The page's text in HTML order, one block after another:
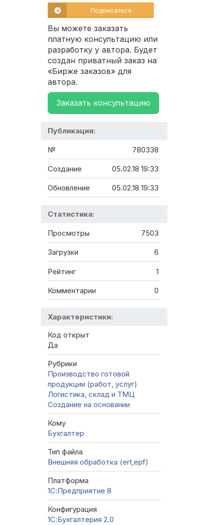
Подписаться
Вы можете заказать
платную консультацию или
разработку у автора. Будет
создан приватный заказ на
«Бирже заказов» для
автора.
Заказать консультацию
Публикация:
№ 780338
Создание 05.02.18 19:33
Обновление 05.02.18 19:33
Статистика:
Просмотры 7503
Загрузки 6
Рейтинг 1
Комментарии 0
Характеристики:
Код открыт
Да
Рубрики
Производство готовой
продукции (работ, услуг)
Логистика, склад и ТМЦ
Создание на основании
Кому
Бухгалтер
Тип файла
Внешняя обработка (ert,epf)
Платформа
1С:Предприятие 8
Конфигурация
1С:Бухгалтерия 2.0